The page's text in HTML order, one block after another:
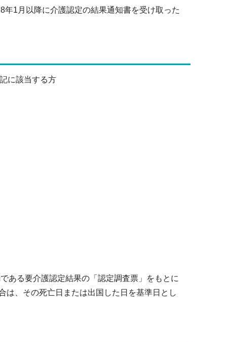
年1月以降に介護認定の結果通知書を受け取った
に該当する方
ある要介護認定結果の「認定調査票」をもとに
は、その死亡日または出国した日を基準日とし